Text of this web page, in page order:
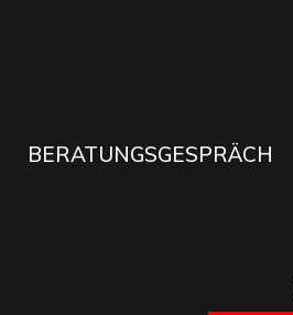
BERATUNGSGESPRÄCH